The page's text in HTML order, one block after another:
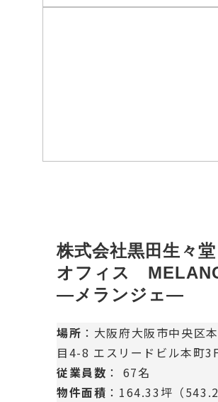
株式会社黒田生々
オフィス　
―メランジェ―
場所 ：大阪府大阪市中央区
目4-8 エスリードビル本町
従業員数 ： 67名
物件面積 ：164.33坪（